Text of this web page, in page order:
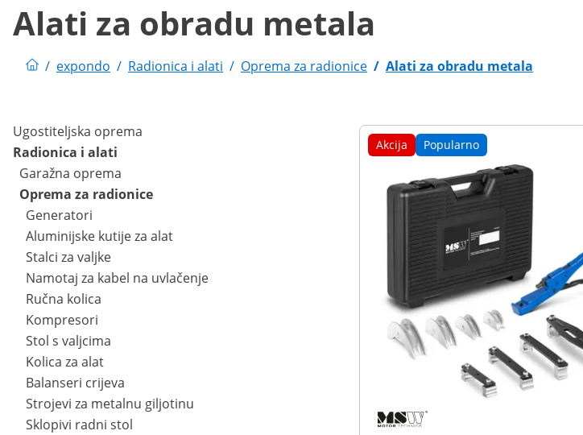
Alati za obradu metala
/ expondo / Radionica i alati / Oprema za radionice / Alati za obradu metala
Ugostiteljska oprema
Radionica i alati
Garažna oprema
Oprema za radionice
Generatori
Aluminijske kutije za alat
Stalci za valjke
Namotaj za kabel na uvlačenje
Ručna kolica
Kompresori
Stol s valjcima
Kolica za alat
Balanseri crijeva
Strojevi za metalnu giljotinu
Sklopivi radni stol
Akcija Popularno